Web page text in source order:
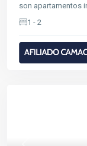
son apartamentos
1 - 2